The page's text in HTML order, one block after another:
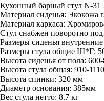
Кухонный барный стул N-31
Материал сиденья: Экокожа
Материал каркаса:
Стул снабжен поворотно
Размеры сиденья
Размеры стула общие Ш*Г:
Высота сиденья от пола:
Высота стула общая: 910-
Высота спинки: 320 мм
Диаметр основания: 385мм
Вес стула нетто: 8.7 кг